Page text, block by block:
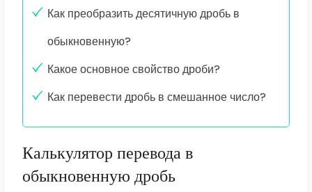
Как преобразить десятичную дробь в
обыкновенную?
Какое основное свойство дроби?
Как перевести дробь в смешанное число?
Калькулятор перевода в
обыкновенную дробь